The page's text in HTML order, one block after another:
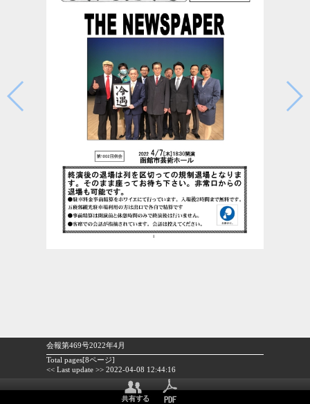
会報第469号2022年4月
Total pages[8ページ]
<< Last update >> 2022-04-08 12:44:16